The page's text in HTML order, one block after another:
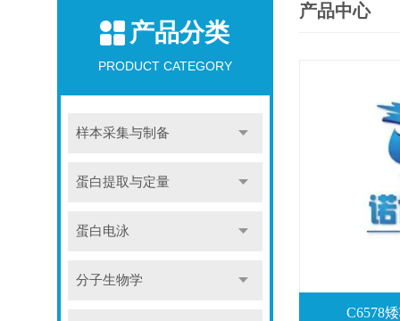
产品分类
PRODUCT CATEGORY
样本采集与制备
蛋白提取与定量
蛋白电泳
分子生物学
产品中心
C6578